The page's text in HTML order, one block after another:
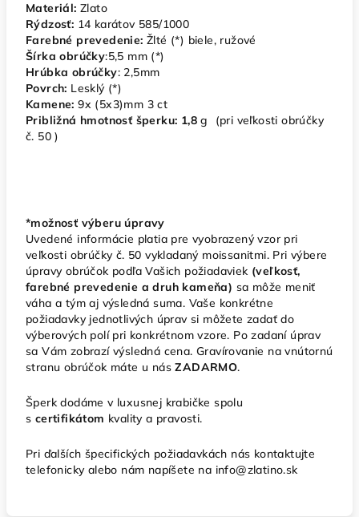
Materiál: Zlato
Rýdzosť: 14 karátov 585/1000
Farebné prevedenie: Žlté (*) biele, ružové
Šírka obrúčky:5,5 mm (*)
Hrúbka obrúčky: 2,5mm
Povrch: Lesklý (*)
Kamene:9x (5x3)mm 3 ct
Približná hmotnosť šperku: 1,8g (pri veľkosti obrúčky
č. 50 )
*možnosť výberu úpravy
Uvedené informácie platia pre vyobrazený vzor pri
veľkosti obrúčky č. 50 vykladaný moissanitmi. Pri výbere
úpravy obrúčok podľa Vašich požiadaviek (veľkosť,
farebné prevedenie a druh kameňa) sa môže meniť
váha a tým aj výsledná suma. Vaše konkrétne
požiadavky jednotlivých úprav si môžete zadať do
výberových polí pri konkrétnom vzore. Po zadaní úprav
sa Vám zobrazí výsledná cena. Gravírovanie na vnútornú
stranu obrúčok máte u násZADARMO.
Šperk dodáme v luxusnej krabičke spolu
s certifikátom kvality a pravosti.
Pri ďalších špecifických požiadavkách nás kontaktujte
telefonicky alebo nám napíšete na info@zlatino.sk